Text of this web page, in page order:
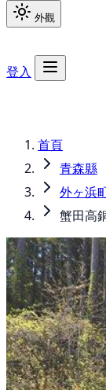
外觀
登入
首頁
青森縣
外ヶ浜
蟹田高